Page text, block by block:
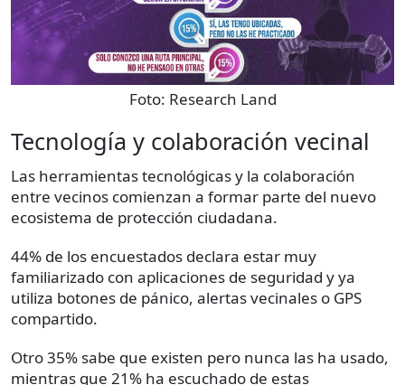
Foto: Research Land
Tecnología y colaboración vecinal
Las herramientas tecnológicas y la colaboración
entre vecinos comienzan a formar parte del nuevo
ecosistema de protección ciudadana.
44% de los encuestados declara estar muy
familiarizado con aplicaciones de seguridad y ya
utiliza botones de pánico, alertas vecinales o GPS
compartido.
Otro 35% sabe que existen pero nunca las ha usado,
mientras que 21% ha escuchado de estas